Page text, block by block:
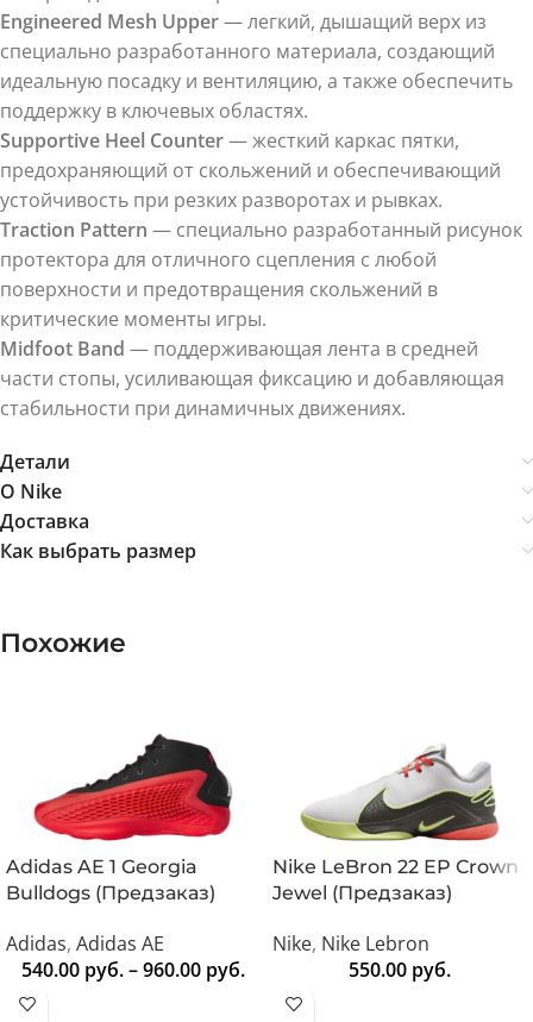
Engineered Mesh Upper— легкий, дышащий верх из
специально разработанного материала, создающий
идеальную посадку и вентиляцию, а также обеспечить
поддержку в ключевых областях.
Supportive Heel Counter— жесткий каркас пятки,
предохраняющий от скольжений и обеспечивающий
устойчивость при резких разворотах и рывках.
Traction Pattern — специально разработанный рисунок
протектора для отличного сцепления с любой
поверхности и предотвращения скольжений в
критические моменты игры.
Midfoot Band — поддерживающая лента в средней
части стопы, усиливающая фиксацию и добавляющая
стабильности при динамичных движениях.
Детали
О Nike
Доставка
Как выбрать размер
Похожие
Adidas AE 1 Georgia
Bulldogs (Предзаказ)
Adidas, Adidas AE
540.00 руб.–960.00 руб.
Nike LeBron 22 EP Crown
Jewel (Предзаказ)
Nike, Nike Lebron
550.00 руб.